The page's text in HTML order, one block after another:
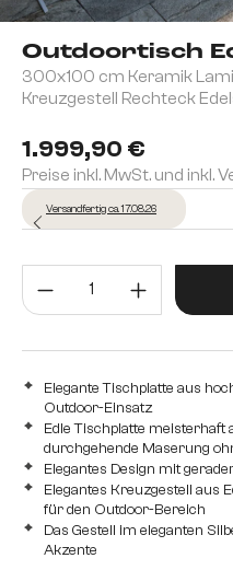
Outdoortisch
300x100 cm Keramik
Kreuzgestell Rechteck
1.999,90 €
Preise inkl. MwSt. und inkl.
Versandfertig ca. 17.08.26
Elegante Tischplatte aus
Outdoor-Einsatz
Edle Tischplatte
durchgehende Maserung
Elegantes Design mit
Elegantes Kreuzgestell aus
für den Outdoor-Bereich
Das Gestell im eleganten
Akzente